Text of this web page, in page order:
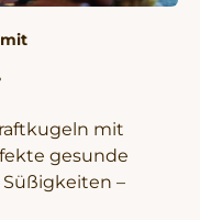
mit
gesunde
–